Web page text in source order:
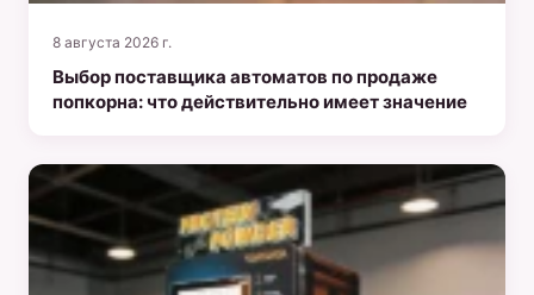
8 августа 2026 г.
Выбор поставщика автоматов по продаже
попкорна: что действительно имеет значение